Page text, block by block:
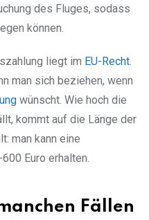
des Fluges, sodass
können.
liegt im EU-Recht.
man sich beziehen, wenn
wünscht. Wie hoch die
kommt auf die Länge der
man kann eine
Euro erhalten.
Fällen